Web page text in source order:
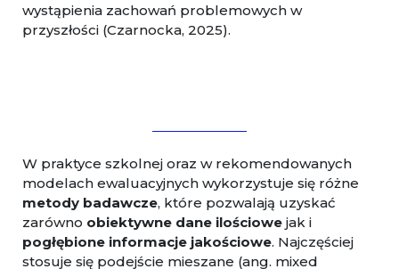
wystąpienia zachowań problemowych w
przyszłości (Czarnocka, 2025).
W praktyce szkolnej oraz w rekomendowanych
modelach ewaluacyjnych wykorzystuje się różne
metody badawcze, które pozwalają uzyskać
zarówno obiektywne dane ilościowe jak i
pogłębione informacje jakościowe. Najczęściej
stosuje się podejście mieszane (ang. mixed